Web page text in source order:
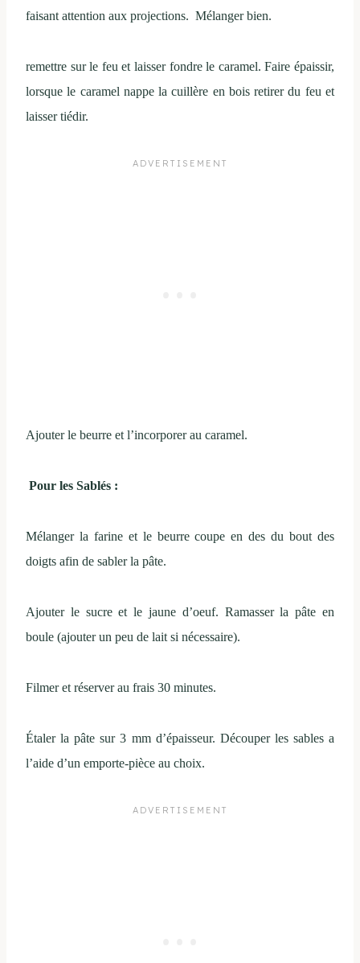
faisant attention aux projections. Mélanger bien.
remettre sur le feu et laisser fondre le caramel. Faire épaissir,
lorsque le caramel nappe la cuillère en bois retirer du feu et
laisser tiédir.
Ajouter le beurre et l’incorporer au caramel.
Pour les Sablés :
Mélanger la farine et le beurre coupe en des du bout des
doigts afin de sabler la pâte.
Ajouter le sucre et le jaune d’oeuf. Ramasser la pâte en
boule (ajouter un peu de lait si nécessaire).
Filmer et réserver au frais 30 minutes.
Étaler la pâte sur 3 mm d’épaisseur. Découper les sables a
l’aide d’un emporte-pièce au choix.